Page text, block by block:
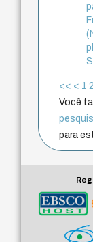
<< < 1 2
Você
para